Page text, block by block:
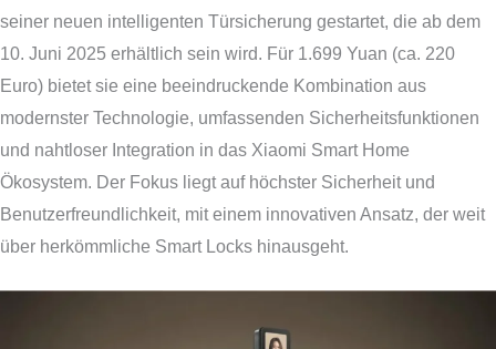
seiner neuen intelligenten Türsicherung gestartet, die ab dem
10. Juni 2025 erhältlich sein wird. Für 1.699 Yuan (ca. 220
Euro) bietet sie eine beeindruckende Kombination aus
modernster Technologie, umfassenden Sicherheitsfunktionen
und nahtloser Integration in das Xiaomi Smart Home
Ökosystem. Der Fokus liegt auf höchster Sicherheit und
Benutzerfreundlichkeit, mit einem innovativen Ansatz, der weit
über herkömmliche Smart Locks hinausgeht.